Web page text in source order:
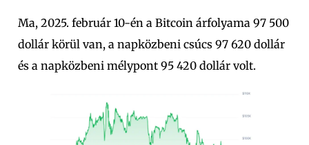
Ma, 2025. február 10-én a Bitcoin árfolyama 97 500
dollár körül van, a napközbeni csúcs 97 620 dollár
és a napközbeni mélypont 95 420 dollár volt.